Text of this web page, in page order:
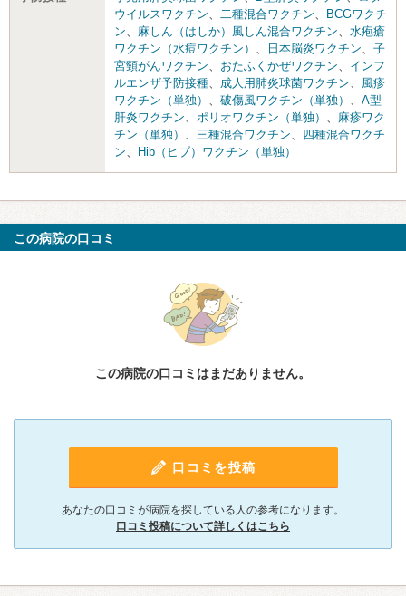
ウイルスワクチン、 二種混合ワクチン、
BCGワクチ
ン、 麻しん（はしか）風しん混合ワクチン、 水疱瘡
ワクチン（水痘ワクチン） 、 日本脳炎ワクチン、 子
宮頸がんワクチン、 おたふくかぜワクチン、 インフ
ルエンザ予防接種、 成人用肺炎球菌ワクチン、 風疹
ワクチン（単独） 、 破傷風ワクチン（単独） 、 A型
肝炎ワクチン、 ポリオワクチン（単独） 、 麻疹ワク
チン（単独） 、 三種混合ワクチン、 四種混合ワクチ
ン、 Hib（ヒブ）ワクチン（単独）
この病院の口コミ
この病院の口コミはまだありません。
口コミを投稿
あなたの口コミが病院を探している人の参考になります。
口コミ投稿について詳しくはこちら